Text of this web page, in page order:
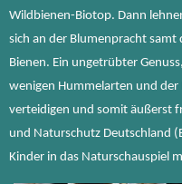
Wildbienen-Biotop. Dann
sich an der Blumenpracht samt
Bienen. Ein ungetrübter
wenigen Hummelarten und
verteidigen und somit äußerst
und Naturschutz Deutschland
Kinder in das Naturschauspiel